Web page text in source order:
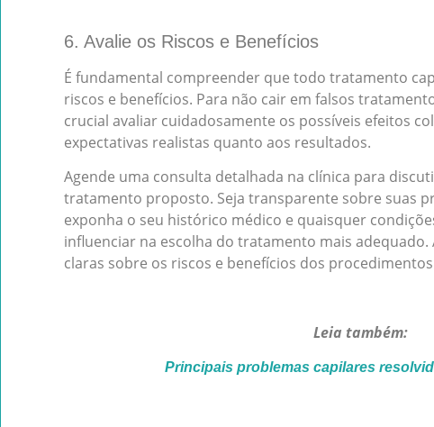
6. Avalie os Riscos e Benefícios
É fundamental compreender que todo tratamento
riscos e benefícios. Para não cair em falsos
crucial avaliar cuidadosamente os possíveis efeitos
expectativas realistas quanto aos resultados.
Agende uma consulta detalhada na clínica para
tratamento proposto. Seja transparente sobre suas
exponha o seu histórico médico e quaisquer
influenciar na escolha do tratamento mais
claras sobre os riscos e benefícios dos
Leia também:
Principais problemas capilares